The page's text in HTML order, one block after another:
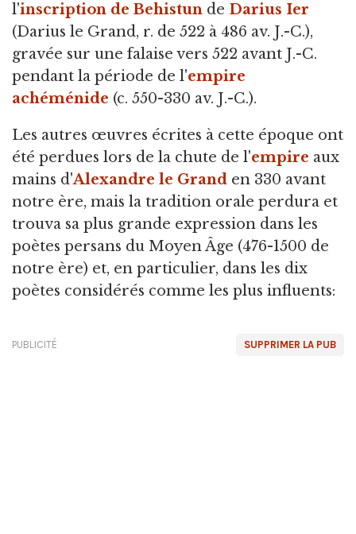
l'inscription de Behistun de Darius Ier
(Darius le Grand, r. de 522 à 486 av. J.-C.),
gravée sur une falaise vers 522 avant J.-C.
pendant la période de l'empire
achéménide (c. 550-330 av. J.-C.).
Les autres œuvres écrites à cette époque ont
été perdues lors de la chute de l'empire aux
mains d'Alexandre le Grand en 330 avant
notre ère, mais la tradition orale perdura et
trouva sa plus grande expression dans les
poètes persans du Moyen Âge (476-1500 de
notre ère) et, en particulier, dans les dix
poètes considérés comme les plus influents:
SUPPRIMER LA PUB
PUBLICITÉ